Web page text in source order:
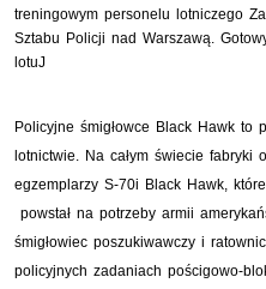
treningowym personelu lotniczego
Sztabu Policji nad Warszawą.
lotuJ
Policyjne śmigłowce Black Hawkto
lotnictwie. Na całym świecie fabryki
egzemplarzy S-70i Black Hawk,
powstał na potrzeby armii
śmigłowiec poszukiwawczy i
policyjnych zadaniach pościgowo-